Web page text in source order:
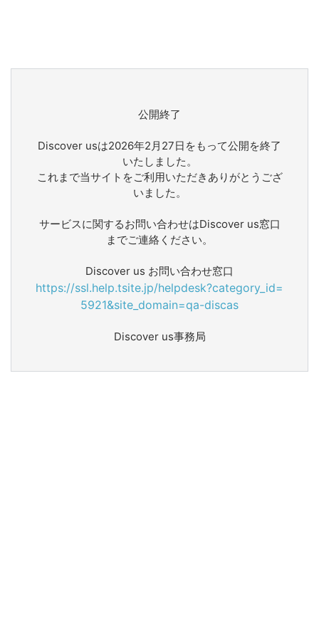
公開終了
Discover usは2026年2月27日をもって公開を終了
いたしました。
これまで当サイトをご利用いただきありがとうござ
いました。
サービスに関するお問い合わせはDiscover us窓口
までご連絡ください。
Discover us お問い合わせ窓口
https://ssl.help.tsite.jp/helpdesk?category_id=
5921&site_domain=qa-discas
Discover us事務局